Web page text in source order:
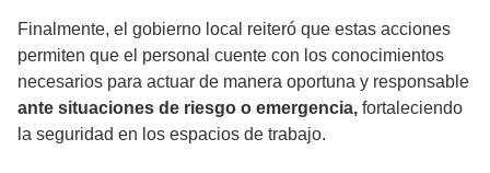
Finalmente, el gobierno local reiteró que estas acciones
permiten que el personal cuente con los conocimientos
necesarios para actuar de manera oportuna y responsable
ante situaciones de riesgo o emergencia, fortaleciendo
la seguridad en los espacios de trabajo.